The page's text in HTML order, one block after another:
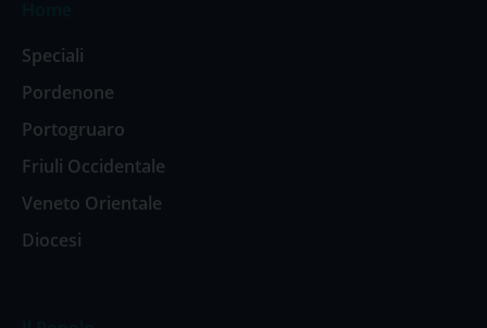
Speciali
Pordenone
Portogruaro
Friuli Occidentale
Veneto Orientale
Diocesi